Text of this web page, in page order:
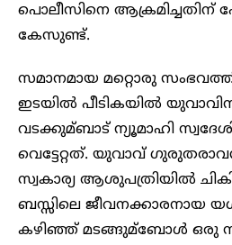
പൊലീസിനെ ആക്രമിച്ചതിന്
കേസുണ്ട്.
സമാനമായ മറ്റൊരു
ഇടയില്‍ പീടികയില്‍ യുവാവിന്
വടക്കുമ്ബാട് ന്യൂമാഹി
വെട്ടേറ്റത്. യുവാവ്
സ്വകാര്യ ആശുപത്രിയില്‍
ബസ്സിലെ ജീവനക്കാരനായ
കഴിഞ്ഞ് മടങ്ങുമ്ബോള്‍